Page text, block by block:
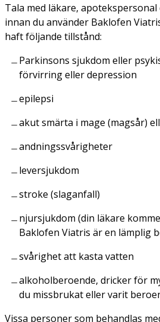
Tala med läkare,
innan du använder Baklofen
haft följande tillstånd:
Parkinsons sjukdom eller
förvirring eller depression
epilepsi
akut smärta i mage (magsår)
andningssvårigheter
leversjukdom
stroke (slaganfall)
njursjukdom (din läkare
Baklofen Viatris är en lämplig
svårighet att kasta vatten
alkoholberoende, dricker för
du missbrukat eller varit
Vissa personer som behandlas